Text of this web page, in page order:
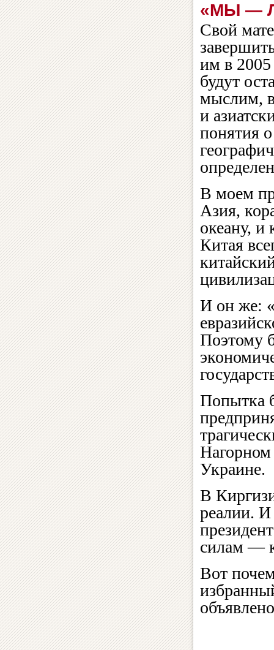
«МЫ —
Свой
им в
будут
мыслим,
и
понятия
В моем
Азия,
океану,
Китая
И он же:
Поэтому
Попытка
Украине.
В
реалии.
силам —
Вот